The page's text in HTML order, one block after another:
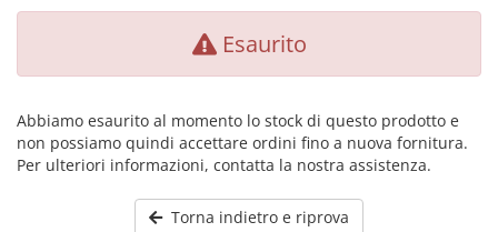
Esaurito
Abbiamo esaurito al momento lo stock di questo prodotto e
non possiamo quindi accettare ordini fino a nuova fornitura.
Per ulteriori informazioni, contatta la nostra assistenza.
Torna indietro e riprova